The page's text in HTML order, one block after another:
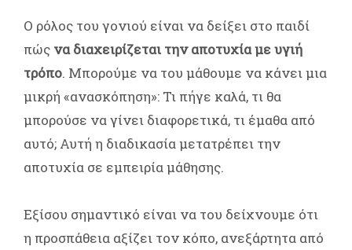
Ο ρόλος του γονιού είναι να δείξει στο παιδί
πώς να διαχειρίζεται την αποτυχία με υγιή
τρόπο. Μπορούμε να του μάθουμε να κάνει μια
μικρή «ανασκόπηση»: Τι πήγε καλά, τι θα
μπορούσε να γίνει διαφορετικά, τι έμαθα από
αυτό; Αυτή η διαδικασία μετατρέπει την
αποτυχία σε εμπειρία μάθησης.
Εξίσου σημαντικό είναι να του δείχνουμε ότι
η προσπάθεια αξίζει τον κόπο, ανεξάρτητα από